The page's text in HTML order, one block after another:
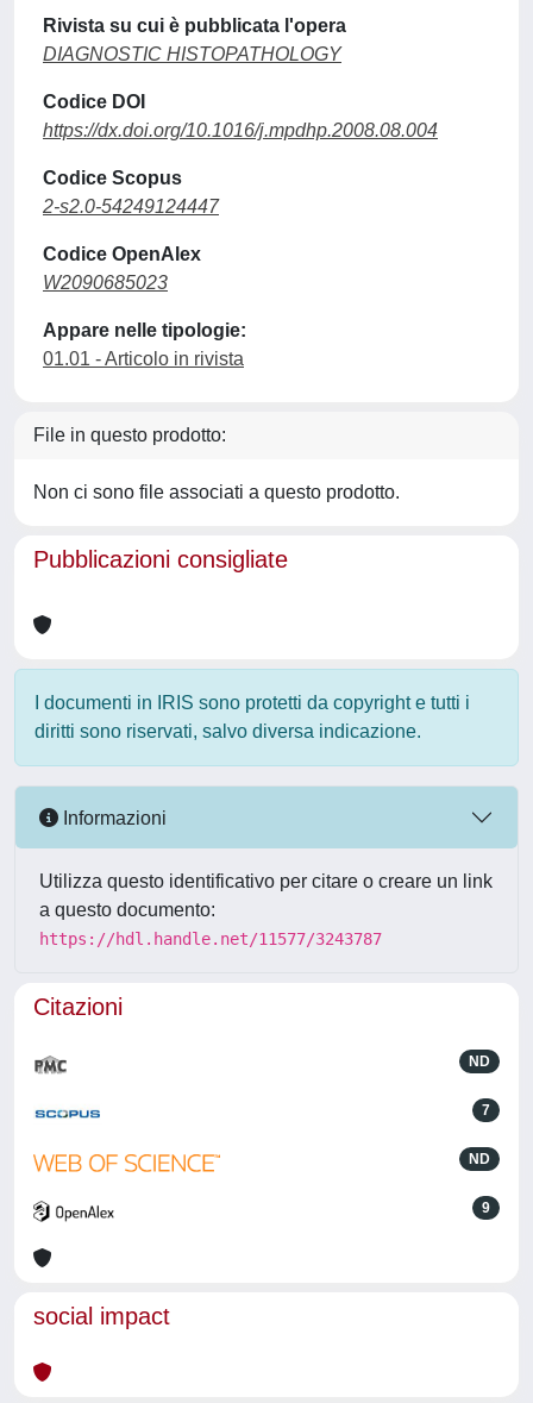
Rivista su cui è pubblicata l'opera
DIAGNOSTIC HISTOPATHOLOGY
Codice DOI
https://dx.doi.org/10.1016/j.mpdhp.2008.08.004
Codice Scopus
2-s2.0-54249124447
Codice OpenAlex
W2090685023
Appare nelle tipologie:
01.01 - Articolo in rivista
File in questo prodotto:
Non ci sono file associati a questo prodotto.
Pubblicazioni consigliate
I documenti in IRIS sono protetti da copyright e tutti i
diritti sono riservati, salvo diversa indicazione.
Informazioni
Utilizza questo identificativo per citare o creare un link
a questo documento:
https://hdl.handle.net/11577/3243787
Citazioni
ND
7
ND
9
social impact